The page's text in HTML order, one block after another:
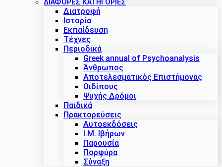
Διατροφή
Ιστορία
Εκπαίδευση
Τέχνες
Περιοδικά
Greek annual of Psychoanalysis
Άνθρωπος
Αποτελεσματικός Επιστήμονας
Οιδίπους
Ψυχής Δρόμοι
Παιδικά
Πρακτoρεύσεις
Αυτοεκδόσεις
Ι.Μ. Ιβήρων
Παρουσία
Πορφύρα
Σύναξη